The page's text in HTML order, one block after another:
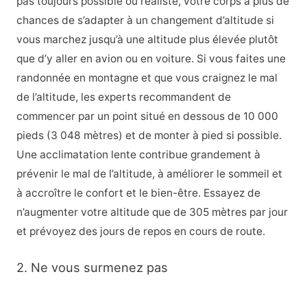
chances de s’adapter à un changement d’altitude si
vous marchez jusqu’à une altitude plus élevée plutôt
que d’y aller en avion ou en voiture. Si vous faites une
randonnée en montagne et que vous craignez le mal
de l’altitude, les experts recommandent de
commencer par un point situé en dessous de 10 000
pieds (3 048 mètres) et de monter à pied si possible.
Une acclimatation lente contribue grandement à
prévenir le mal de l’altitude, à améliorer le sommeil et
à accroître le confort et le bien-être. Essayez de
n’augmenter votre altitude que de 305 mètres par jour
et prévoyez des jours de repos en cours de route.
2. Ne vous surmenez pas